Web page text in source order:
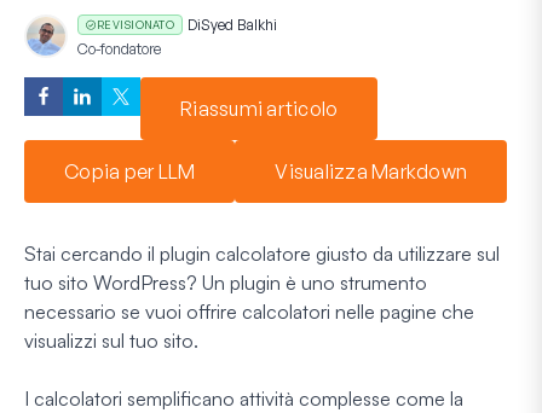
REVISIONATO DiSyed Balkhi
Co-fondatore
Riassumi articolo
Copia per LLM Visualizza Markdown
Stai cercando il plugin calcolatore giusto da utilizzare sul
tuo sito WordPress? Un plugin è uno strumento
necessario se vuoi offrire calcolatori nelle pagine che
visualizzi sul tuo sito.
I calcolatori semplificano attività complesse come la